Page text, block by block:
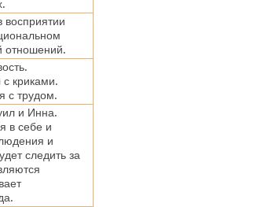
отношений.
криками.
с трудом.
и Инна.
в себе и
и
следить за